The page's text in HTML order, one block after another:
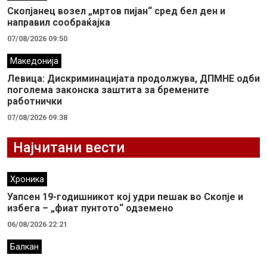
Скопјанец возел „мртов пијан“ сред бел ден и
направил сообраќајка
07/08/2026 09:50
Македонија
Левица: Дискриминацијата продолжува, ДПМНЕ одби
поголема законска заштита за бремените
работнички
07/08/2026 09:38
Најчитани вести
Хроника
Уапсен 19-годишникот кој удри пешак во Скопје и
избега – „фиат пунтото“ одземено
06/08/2026 22:21
Балкан